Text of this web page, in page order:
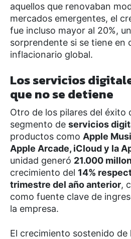
aquellos que renovaban
mercados emergentes, el
fue incluso mayor al 20%,
sorprendente si se tiene en
inflacionario global.
Los servicios
que no se detiene
Otro de los pilares del éxito
segmento de servicios
productos como Apple
Apple Arcade, iCloud y la
unidad generó 21.000
crecimiento del 14%
trimestre del año anterior,
como fuente clave de
la empresa.
El crecimiento sostenido de